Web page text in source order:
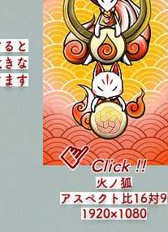
と
な
す​
火ノ狐
アスペクト比16対9
1920×1080
☝︎Click !!